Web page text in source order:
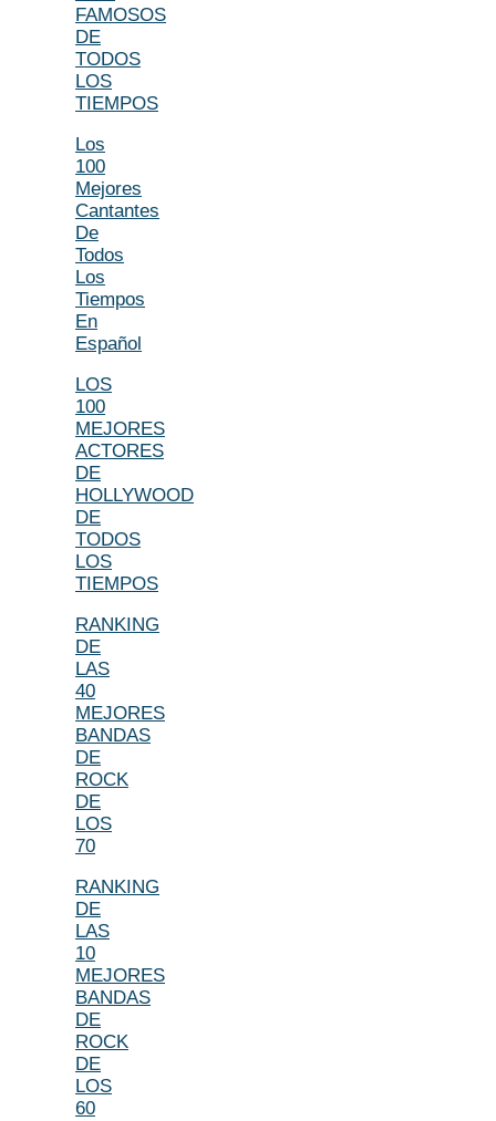
FAMOSOS
DE
TODOS
LOS
TIEMPOS
Los
100
Mejores
Cantantes
De
Todos
Los
Tiempos
En
Español
LOS
100
MEJORES
ACTORES
DE
HOLLYWOOD
DE
TODOS
LOS
TIEMPOS
RANKING
DE
LAS
40
MEJORES
BANDAS
DE
ROCK
DE
LOS
70
RANKING
DE
LAS
10
MEJORES
BANDAS
DE
ROCK
DE
LOS
60